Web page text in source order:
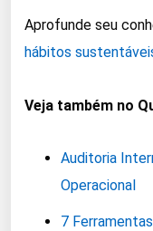
Aprofunde seu
hábitos
Veja também no
Auditoria
Operacional
7